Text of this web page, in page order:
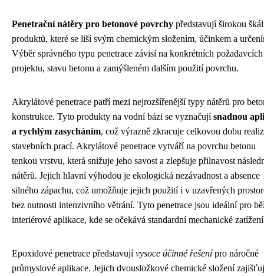
Penetrační nátěry pro betonové povrchy představují širokou
produktů, které se liší svým chemickým složením, účinkem a
Výběr správného typu penetrace závisí na konkrétních požadavcích
projektu, stavu betonu a zamýšleném dalším použití povrchu.
Akrylátové penetrace patří mezi nejrozšířenější typy nátěrů pro
konstrukce. Tyto produkty na vodní bázi se vyznačujísnadnou
a rychlým zasycháním, což výrazně zkracuje celkovou dobu
stavebních prací. Akrylátové penetrace vytváří na povrchu betonu
tenkou vrstvu, která snižuje jeho savost a zlepšuje přilnavost
nátěrů. Jejich hlavní výhodou je ekologická nezávadnost a absence
silného zápachu, což umožňuje jejich použití i v uzavřených
bez nutnosti intenzivního větrání. Tyto penetrace jsou ideální pro
interiérové aplikace, kde se očekává standardní mechanické
Epoxidové penetrace představujívysoce účinné řešenípro náročné
průmyslové aplikace. Jejich dvousložkové chemické složení